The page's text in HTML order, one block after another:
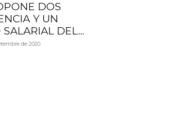
DOS
Y UN
DEL...
de 2020